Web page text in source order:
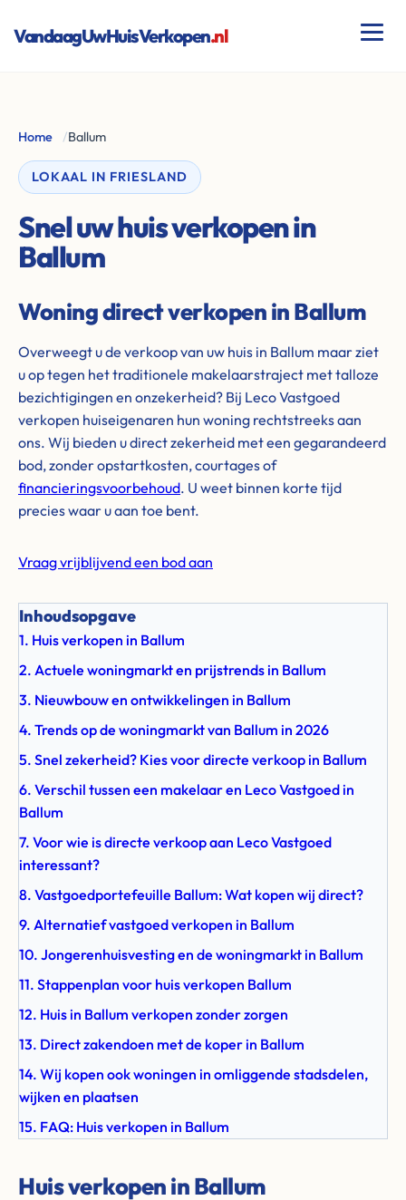
VandaagUwHuisVerkopen.nl
Home /Ballum
LOKAAL IN FRIESLAND
Snel uw huis verkopen in
Ballum
Woning direct verkopen in Ballum
Overweegt u de verkoop van uw huis in Ballum maar ziet
u op tegen het traditionele makelaarstraject met talloze
bezichtigingen en onzekerheid? Bij Leco Vastgoed
verkopen huiseigenaren hun woning rechtstreeks aan
ons. Wij bieden u direct zekerheid met een gegarandeerd
bod, zonder opstartkosten, courtages of
financieringsvoorbehoud. U weet binnen korte tijd
precies waar u aan toe bent.
Vraag vrijblijvend een bod aan
Inhoudsopgave
1. Huis verkopen in Ballum
2. Actuele woningmarkt en prijstrends in Ballum
3. Nieuwbouw en ontwikkelingen in Ballum
4. Trends op de woningmarkt van Ballum in 2026
5. Snel zekerheid? Kies voor directe verkoop in Ballum
6. Verschil tussen een makelaar en Leco Vastgoed in
Ballum
7. Voor wie is directe verkoop aan Leco Vastgoed
interessant?
8. Vastgoedportefeuille Ballum: Wat kopen wij direct?
9. Alternatief vastgoed verkopen in Ballum
10. Jongerenhuisvesting en de woningmarkt in Ballum
11. Stappenplan voor huis verkopen Ballum
12. Huis in Ballum verkopen zonder zorgen
13. Direct zakendoen met de koper in Ballum
14. Wij kopen ook woningen in omliggende stadsdelen,
wijken en plaatsen
15. FAQ: Huis verkopen in Ballum
Huis verkopen in Ballum